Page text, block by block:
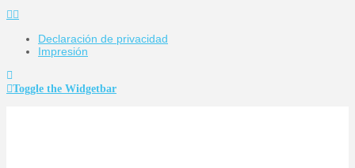
Declaración de privacidad
Impresión
Toggle the Widgetbar